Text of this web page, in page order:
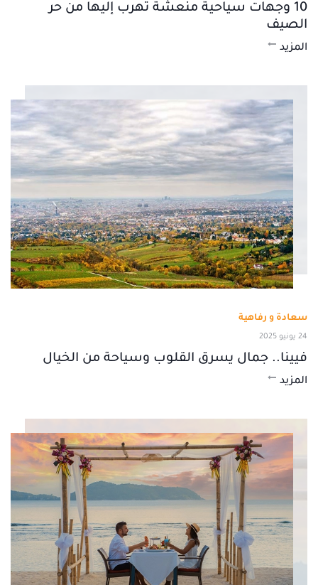
10 وجهات سياحية منعشة تهرب إليها من حر
الصيف
المزيد
سعادة و رفاهية
24 يونيو 2025
فيينا.. جمال يسرق القلوب وسياحة من الخيال
المزيد